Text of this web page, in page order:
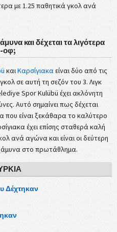
με 1.25 παθητικά γκολ ανά
και δέχεται τα λιγότερα
οφ;
καιΚαρσίγιακαείναι δύο από τις
σε αυτή τη σεζόν του 3. Λιγκ
Spor Kulübü έχει ακλόνητη
Αυτό σημαίνει πως δέχεται
είναι ξεκάθαρα το καλύτερο
έχει επίσης σταθερά καλή
ανά αγώνα και είναι οι δεύτερη
στο πρωτάθλημα.
Δέχτηκαν